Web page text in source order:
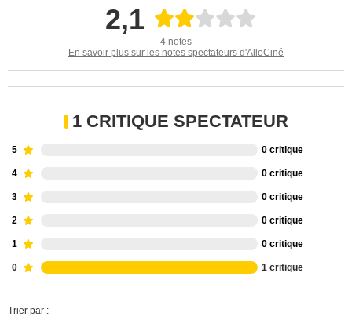
2,1
4 notes
En savoir plus sur les notes spectateurs d'AlloCiné
1 CRITIQUE SPECTATEUR
5 0 critique
4 0 critique
3 0 critique
2 0 critique
1 0 critique
0 1 critique
Trier par :